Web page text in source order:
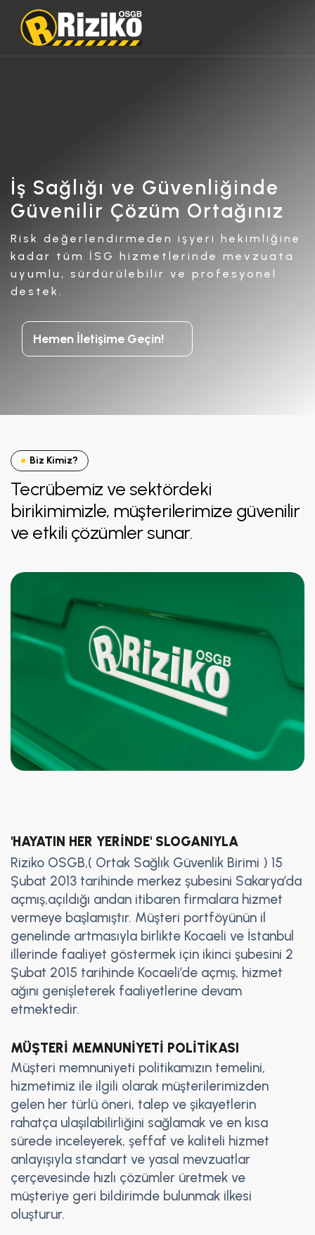
İş Sağlığı ve Güvenliğinde
Güvenilir Çözüm Ortağınız
Risk değerlendirmeden işyeri hekimliğine
kadar tüm İSG hizmetlerinde mevzuata
uyumlu, sürdürülebilir ve profesyonel
destek.
Hemen İletişime Geçin!
Biz Kimiz?
Tecrübemiz ve sektördeki
birikimimizle, müşterilerimize güvenilir
ve etkili çözümler sunar.
'HAYATIN HER YERİNDE' SLOGANIYLA
Riziko OSGB,( Ortak Sağlık Güvenlik Birimi ) 15
Şubat 2013 tarihinde merkez şubesini Sakarya’da
açmış,açıldığı andan itibaren firmalara hizmet
vermeye başlamıştır. Müşteri portföyünün il
genelinde artmasıyla birlikte Kocaeli ve İstanbul
illerinde faaliyet göstermek için ikinci şubesini 2
Şubat 2015 tarihinde Kocaeli’de açmış, hizmet
ağını genişleterek faaliyetlerine devam
etmektedir.
MÜŞTERİ MEMNUNİYETİ POLİTİKASI
Müşteri memnuniyeti politikamızın temelini,
hizmetimiz ile ilgili olarak müşterilerimizden
gelen her türlü öneri, talep ve şikayetlerin
rahatça ulaşılabilirliğini sağlamak ve en kısa
sürede inceleyerek, şeffaf ve kaliteli hizmet
anlayışıyla standart ve yasal mevzuatlar
çerçevesinde hızlı çözümler üretmek ve
müşteriye geri bildirimde bulunmak ilkesi
oluşturur.